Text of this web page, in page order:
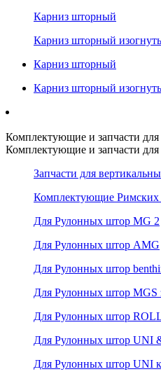
Карниз шторный
Карниз шторный
Карниз шторный
Карниз шторный
Комплектующие и запчасти
Комплектующие и запчасти
Запчасти для
Комплектующие
Для Рулонных штор MG 2
Для Рулонных штор AMG
Для Рулонных штор
Для Рулонных штор MGS
Для Рулонных штор
Для Рулонных штор UNI
Для Рулонных штор UNI